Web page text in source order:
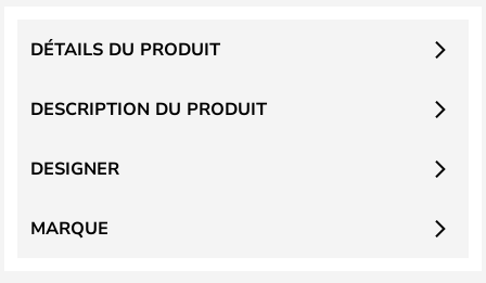
DESCRIPTION DU PRODUIT
DÉTAILS DU PRODUIT
DESIGNER
MARQUE